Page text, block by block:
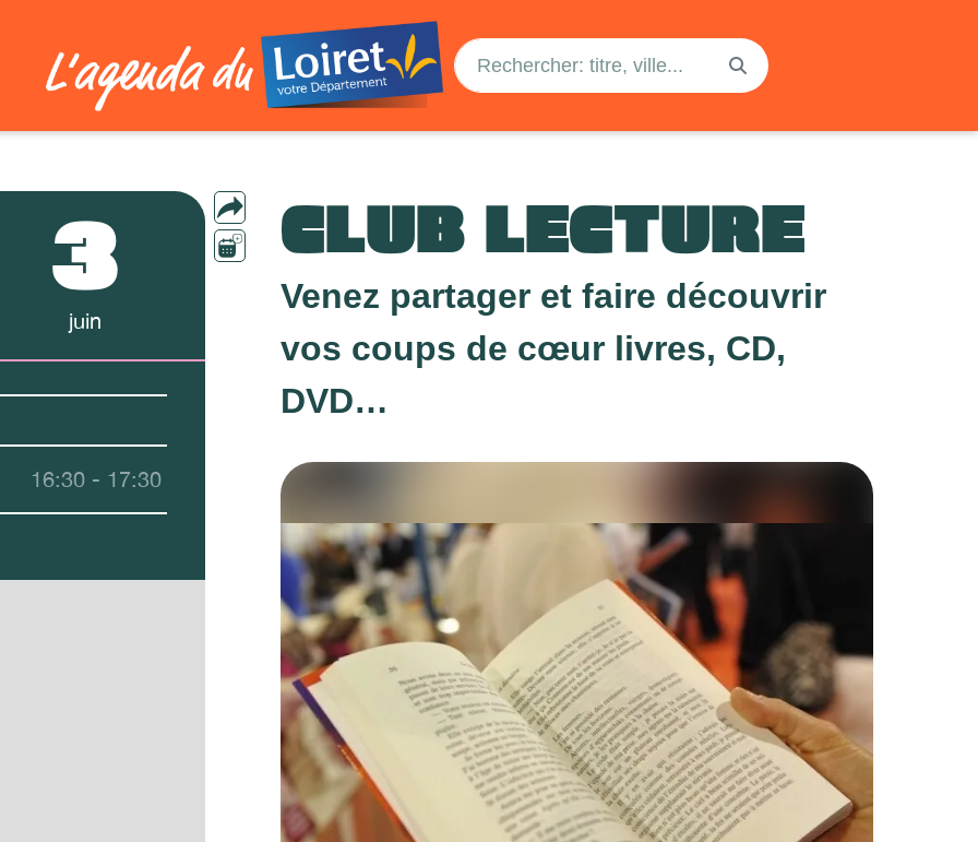
CLUB LECTURE
3
juin
16:30 - 17:30
Venez partager et faire découvrir
vos coups de cœur livres, CD,
DVD…